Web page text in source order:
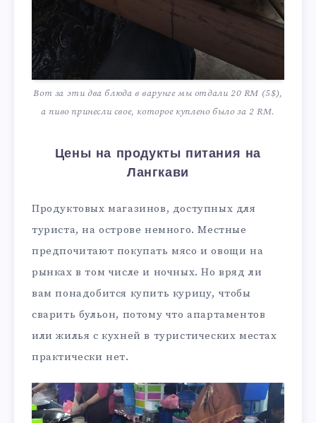
Вот за эти два блюда в варунге мы отдали 20 RM (5$),
а пиво принесли свое, которое куплено было за 2 RM.
Цены на продукты питания на
Лангкави
Продуктовых магазинов, доступных для
туриста, на острове немного. Местные
предпочитают покупать мясо и овощи на
рынках в том числе и ночных. Но вряд ли
вам понадобится купить курицу, чтобы
сварить бульон, потому что апартаментов
или жилья с кухней в туристических местах
практически нет.